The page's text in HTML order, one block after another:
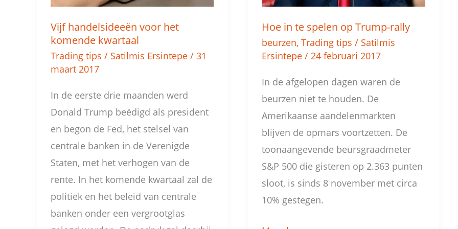
Vijf handelsideeën voor het
komende kwartaal
Trading tips / Satilmis Ersintepe / 31
maart 2017
In de eerste drie maanden werd
Donald Trump beëdigd als president
en begon de Fed, het stelsel van
centrale banken in de Verenigde
Staten, met het verhogen van de
rente. In het komende kwartaal zal de
politiek en het beleid van centrale
banken onder een vergrootglas
Hoe in te spelen op Trump-rally
beurzen,Trading tips / Satilmis
Ersintepe/24 februari 2017
In de afgelopen dagen waren de
beurzen niet te houden. De
Amerikaanse aandelenmarkten
blijven de opmars voortzetten. De
toonaangevende beursgraadmeter
S&P 500 die gisteren op 2.363 punten
sloot, is sinds 8 november met circa
10% gestegen.
rally